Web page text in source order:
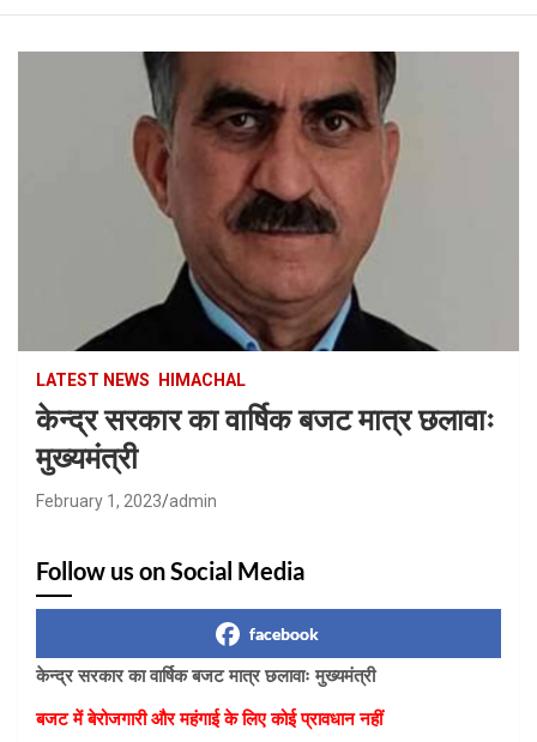
LATEST NEWS HIMACHAL
केन्द्र सरकार का वार्षिक बजट मात्र छलावाः
मुख्यमंत्री
February 1, 2023 admin
Follow us on Social Media
facebook
केन्द्र सरकार का वार्षिक बजट मात्र छलावाः मुख्यमंत्री
बजट में बेरोजगारी और महंगाई के लिए कोई प्रावधान नहीं